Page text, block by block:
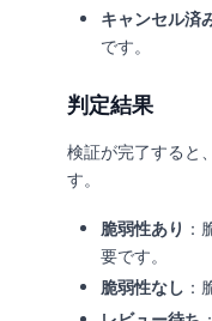
キャンセル済
です。
判定結果
検証が完了すると
す。
脆弱性あり ：
要です。
脆弱性なし ：